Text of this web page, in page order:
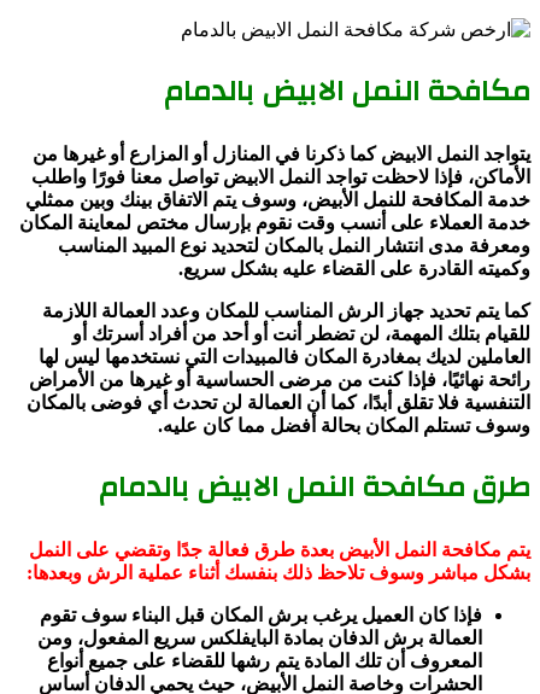
مكافحة النمل الابيض بالدمام
يتواجد النمل الابيض كما ذكرنا في المنازل أو المزارع أو غيرها من
الأماكن، فإذا لاحظت تواجد النمل الابيض تواصل معنا فورًا واطلب
خدمة المكافحة للنمل الأبيض، وسوف يتم الاتفاق بينك وبين ممثلي
خدمة العملاء على أنسب وقت نقوم بإرسال مختص لمعاينة المكان
ومعرفة مدى انتشار النمل بالمكان لتحديد نوع المبيد المناسب
وكميته القادرة على القضاء عليه بشكل سريع.
كما يتم تحديد جهاز الرش المناسب للمكان وعدد العمالة اللازمة
للقيام بتلك المهمة، لن تضطر أنت أو أحد من أفراد أسرتك أو
العاملين لديك بمغادرة المكان فالمبيدات التي نستخدمها ليس لها
رائحة نهائيًا، فإذا كنت من مرضى الحساسية أو غيرها من الأمراض
التنفسية فلا تقلق أبدًا، كما أن العمالة لن تحدث أي فوضى بالمكان
وسوف تستلم المكان بحالة أفضل مما كان عليه.
طرق مكافحة النمل الابيض بالدمام
يتم مكافحة النمل الأبيض بعدة طرق فعالة جدًا وتقضي على النمل
بشكل مباشر وسوف تلاحظ ذلك بنفسك أثناء عملية الرش وبعدها:
فإذا كان العميل يرغب برش المكان قبل البناء سوف تقوم
العمالة برش الدفان بمادة البايفلكس سريع المفعول، ومن
المعروف أن تلك المادة يتم رشها للقضاء على جميع أنواع
الحشرات وخاصة النمل الأبيض، حيث يحمي الدفان أساس